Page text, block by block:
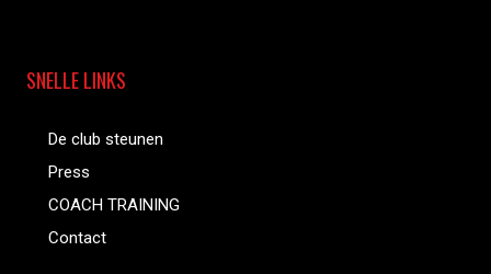
SNELLE LINKS
De club steunen
Press
COACH TRAINING
Contact